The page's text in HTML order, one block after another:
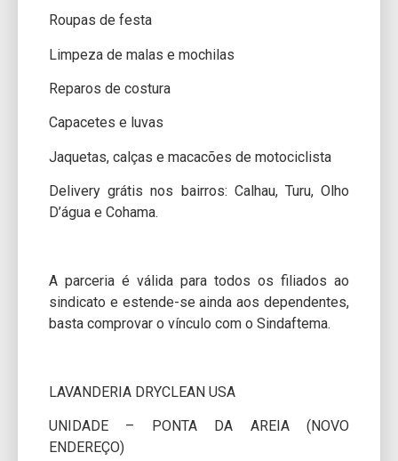
Roupas de festa
Limpeza de malas e mochilas
Reparos de costura
Capacetes e luvas
Jaquetas, calças e macacões de motociclista
Delivery grátis nos bairros: Calhau, Turu, Olho
D’água e Cohama.
A parceria é válida para todos os filiados ao
sindicato e estende-se ainda aos dependentes,
basta comprovar o vínculo com o Sindaftema.
LAVANDERIA DRYCLEAN USA
UNIDADE – PONTA DA AREIA (NOVO
ENDEREÇO)